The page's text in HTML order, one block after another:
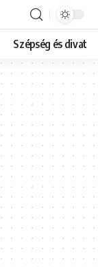
Szépség és divat